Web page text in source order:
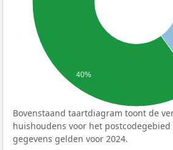
40%
Bovenstaand taartdiagram toont de
huishoudens voor het postcodegebied
gegevens gelden voor 2024.